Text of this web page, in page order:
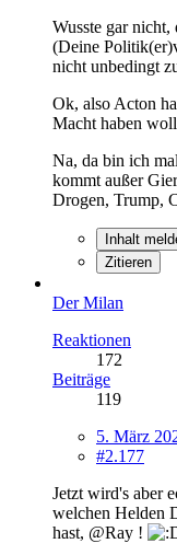
Wusste gar
(Deine
nicht unbedingt
Ok, also Acton
Macht haben
Na, da bin ich
kommt außer
Drogen, Trump,
Inhalt
Zitieren
Der Milan
Reaktionen
172
Beiträge
119
5. März
#2.177
Jetzt wird's aber
welchen Helden
hast, @Ray !